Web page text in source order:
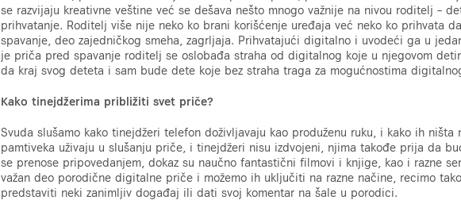
se razvijaju kreativne veštine već se dešava nešto mnogo važnije na nivou roditelj –
prihvatanje. Roditelj više nije neko ko brani korišćenje uređaja već neko ko prihvata
spavanje, deo zajedničkog smeha, zagrljaja. Prihvatajući digitalno i uvodeći ga u
je priča pred spavanje roditelj se oslobađa straha od digitalnog koje u njegovom
da kraj svog deteta i sam bude dete koje bez straha traga za mogućnostima
Kako tinejdžerima približiti svet priče?
Svuda slušamo kako tinejdžeri telefon doživljavaju kao produženu ruku, i kako ih
pamtiveka uživaju u slušanju priče, i tinejdžeri nisu izdvojeni, njima takođe prija da
se prenose pripovedanjem, dokaz su naučno fantastični filmovi i knjige, kao i razne
važan deo porodične digitalne priče i možemo ih uključiti na razne načine, recimo
predstaviti neki zanimljiv događaj ili dati svoj komentar na šale u porodici.